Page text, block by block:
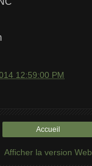
12:59:00 PM
Accueil
Afficher la version Web